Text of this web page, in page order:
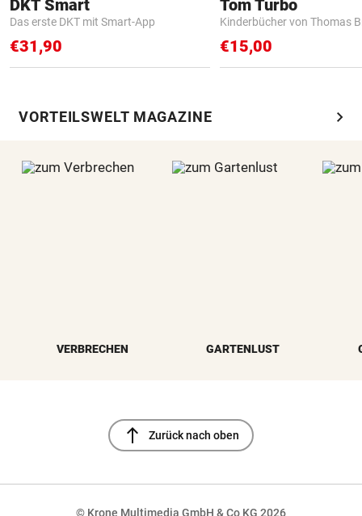
DKT Smart
Das erste DKT mit Smart-App
€31,90
Tom Turbo
Kinderbücher von Thomas
€15,00
VORTEILSWELT MAGAZINE chevron_right
VERBRECHEN GARTENLUST
north Zurück nach oben
© Krone Multimedia GmbH & Co KG 2026